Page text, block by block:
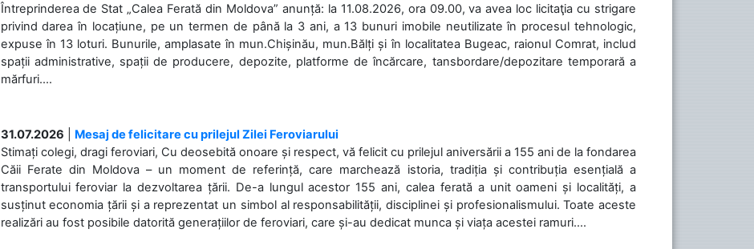
Întreprinderea de Stat „Calea Ferată din Moldova” anunță: la 11.08.2026, ora 09.00, va avea loc licitaţia cu strigare
privind darea în locațiune, pe un termen de până la 3 ani, a 13 bunuri imobile neutilizate în procesul tehnologic,
expuse în 13 loturi. Bunurile, amplasate în mun.Chișinău, mun.Bălți și în localitatea Bugeac, raionul Comrat, includ
spații administrative, spații de producere, depozite, platforme de încărcare, tansbordare/depozitare temporară a
mărfuri....
31.07.2026
Mesaj de felicitare cu prilejul Zilei Feroviarului
Stimați colegi, dragi feroviari, Cu deosebită onoare și respect, vă felicit cu prilejul aniversării a 155 ani de la fondarea
Căii Ferate din Moldova – un moment de referință, care marchează istoria, tradiția și contribuția esențială a
transportului feroviar la dezvoltarea țării. De-a lungul acestor 155 ani, calea ferată a unit oameni și localități, a
susținut economia țării și a reprezentat un simbol al responsabilității, disciplinei și profesionalismului. Toate aceste
realizări au fost posibile datorită generațiilor de feroviari, care și-au dedicat munca și viața acestei ramuri....